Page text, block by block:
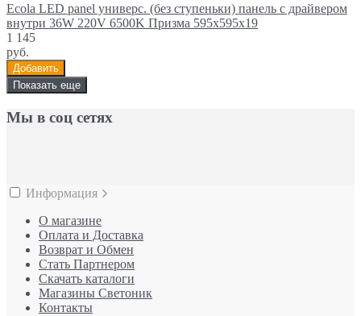
Ecola LED panel универс. (без ступеньки) панель с драйвером
внутри 36W 220V 6500K Призма 595x595x19
1 145
руб.
Добавить
Показать еще
Мы в соц сетях
Информация
О магазине
Оплата и Доставка
Возврат и Обмен
Стать Партнером
Скачать каталоги
Магазины Светоник
Контакты